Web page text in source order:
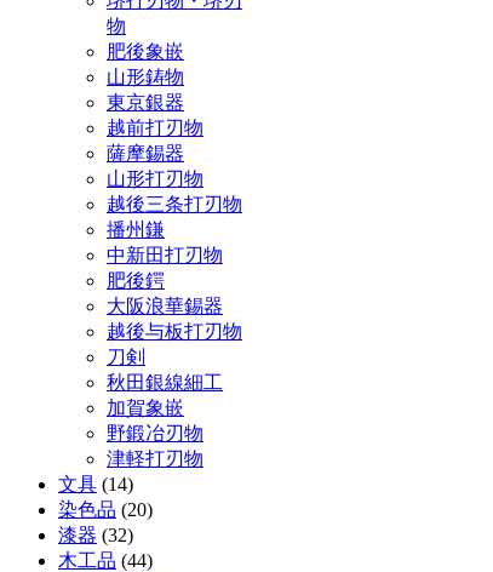
物
肥後象嵌
山形鋳物
東京銀器
越前打刃物
薩摩錫器
山形打刃物
越後三条打刃物
播州鎌
中新田打刃物
肥後鍔
大阪浪華錫器
越後与板打刃物
刀剣
秋田銀線細工
加賀象嵌
野鍛冶刃物
津軽打刃物
文具 (14)
染色品 (20)
漆器 (32)
木工品 (44)